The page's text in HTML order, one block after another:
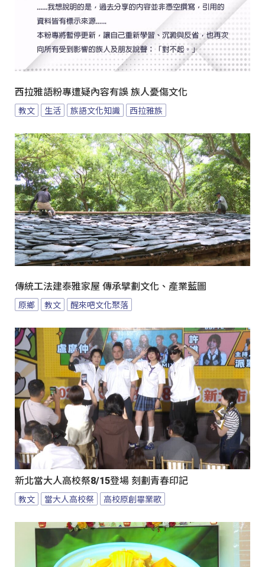
西拉雅語粉專遭疑內容有誤 族人憂傷文化
教文 生活 族語文化知識 西拉雅族
傳統工法建泰雅家屋 傳承擘劃文化、產業藍圖
原鄉 教文 醒來吧文化聚落
新北當大人高校祭8/15登場 刻劃青春印記
教文 當大人高校祭 高校原創畢業歌